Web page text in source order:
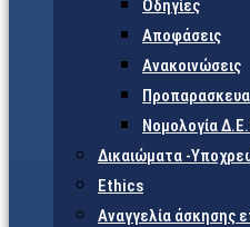
Οδηγίες
Αποφάσεις
Ανακοινώσεις
Νομολογία
Δικαιώματα -
Ethics
Αναγγελία άσκησης